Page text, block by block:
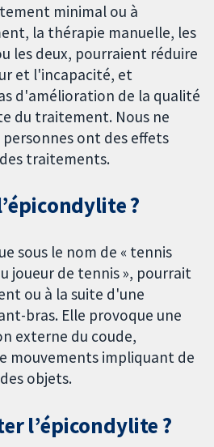
minimal ou à
la thérapie manuelle, les
les deux, pourraient réduire
et l'incapacité, et
d'amélioration de la qualité
du traitement. Nous ne
personnes ont des effets
traitements.
?
sous le nom de « tennis
joueur de tennis », pourrait
ou à la suite d'une
bras. Elle provoque une
externe du coude,
mouvements impliquant de
objets.
l’épicondylite ?